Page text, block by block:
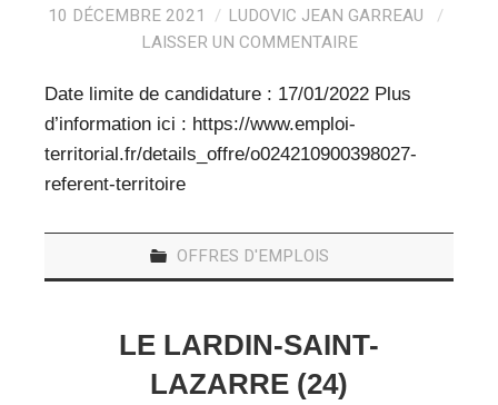
10 DÉCEMBRE 2021
LUDOVIC JEAN GARREAU
LAISSER UN COMMENTAIRE
Date limite de candidature : 17/01/2022 Plus
d’information ici : https://www.emploi-
territorial.fr/details_offre/o024210900398027-
referent-territoire
OFFRES D'EMPLOIS
LE LARDIN-SAINT-
LAZARRE (24)